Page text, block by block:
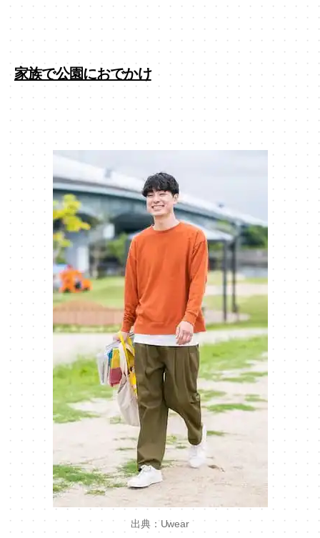
家族で公園におでかけ
出典：Uwear